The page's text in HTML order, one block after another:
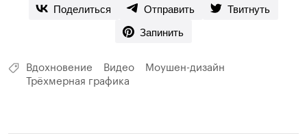
Поделиться Отправить
Твитнуть
Запинить
Вдохновение Видео
Моушен-дизайн
Трёхмерная графика